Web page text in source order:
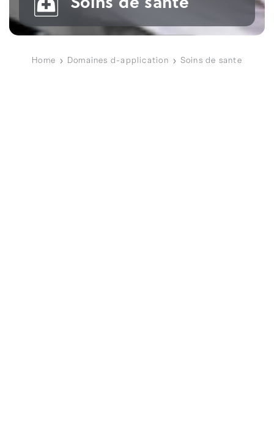
Home Domaines d-application Soins de sante